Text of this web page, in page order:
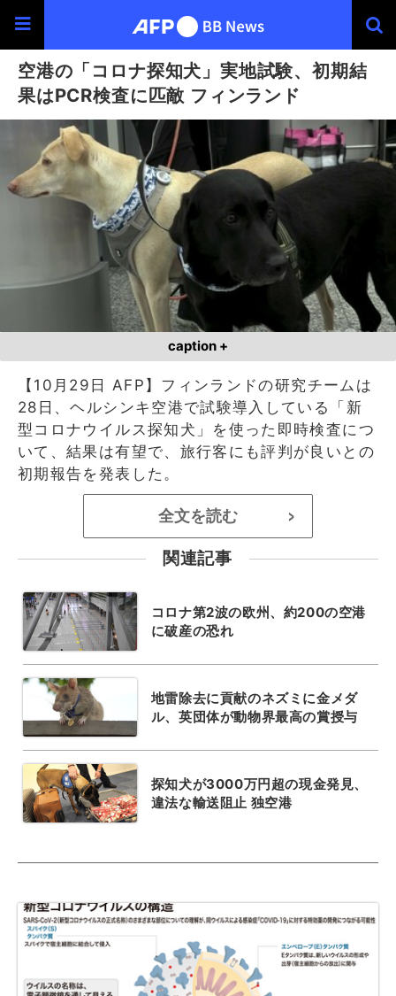
空港の「コロナ探知犬」実地試験、初期結
果はPCR検査に匹敵 フィンランド
caption +
【10月29日 AFP】フィンランドの研究チームは
28日、ヘルシンキ空港で試験導入している「新
型コロナウイルス探知犬」を使った即時検査につ
いて、結果は有望で、旅行客にも評判が良いとの
初期報告を発表した。
全文を読む >
関連記事
コロナ第2波の欧州、約200の空港
に破産の恐れ
地雷除去に貢献のネズミに金メダ
ル、英団体が動物界最高の賞授与
探知犬が3000万円超の現金発見、
違法な輸送阻止 独空港